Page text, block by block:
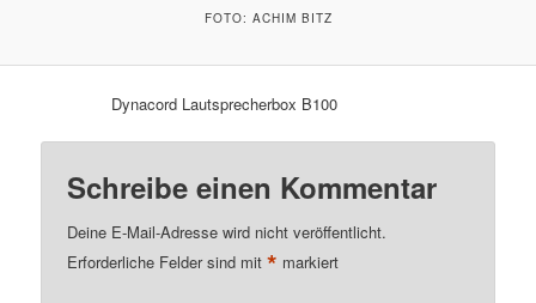
FOTO: ACHIM BITZ
Dynacord Lautsprecherbox B100
Schreibe einen Kommentar
Deine E-Mail-Adresse wird nicht veröffentlicht.
Erforderliche Felder sind mit* markiert